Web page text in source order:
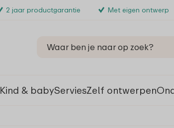
2 jaar productgarantie Met eigen ontwerp
Kind & babyServiesZelf ontwerpen